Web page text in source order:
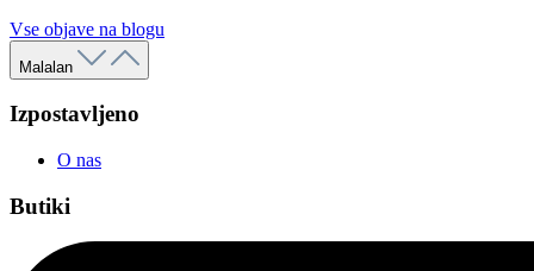
Vse objave na blogu
Malalan
Izpostavljeno
O nas
Butiki